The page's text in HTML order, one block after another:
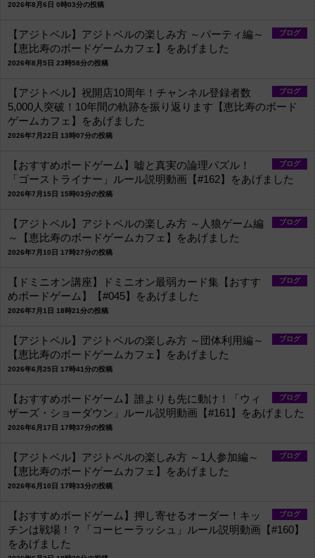
2026年8月6日 0時03分の投稿
ブログ
【アジトベル】アジトベルの楽しみ方 ～パーティ編～
【恵比寿のボードゲームカフェ】をあげました
2026年8月5日 23時58分の投稿
ブログ
【アジトベル】祝開店10周年！チャンネル登録者数
5,000人突破！10年間の軌跡を振り返ります【恵比寿のボード
ゲームカフェ】をあげました
2026年7月22日 13時07分の投稿
ブログ
【おすすめボードゲーム】嘘と真実の論理パズル！
「ゴーストライナー」ルール説明動画【#162】をあげました
2026年7月15日 15時03分の投稿
ブログ
【アジトベル】アジトベルの楽しみ方 ～人狼ゲーム編
～【恵比寿のボードゲームカフェ】をあげました
2026年7月10日 17時27分の投稿
ブログ
【ドミニオン講座】ドミニオン最弱カード集【おすす
めボードゲーム】【#045】をあげました
2026年7月1日 18時21分の投稿
ブログ
【アジトベル】アジトベルの楽しみ方 ～団体利用編～
【恵比寿のボードゲームカフェ】をあげました
2026年6月25日 17時41分の投稿
ブログ
【おすすめボードゲーム】誰よりも先に動け！「ウィ
ザーズ・ショーダウン」ルール説明動画【#161】をあげました
2026年6月17日 17時37分の投稿
ブログ
【アジトベル】アジトベルの楽しみ方 ～1人参加編～
【恵比寿のボードゲームカフェ】をあげました
2026年6月10日 17時33分の投稿
ブログ
【おすすめボードゲーム】押し寄せるオーダー！キッ
チンは戦場！？「コーヒーラッシュ」ルール説明動画【#160】
をあげました